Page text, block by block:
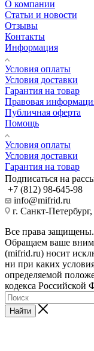
О компании
Статьи и новости
Отзывы
Контакты
Информация
Условия оплаты
Условия доставки
Гарантия на товар
Правовая
Публичная оферта
Помощь
Условия оплаты
Условия доставки
Гарантия на товар
Подписаться на
+7 (812) 98-645-98
info@mifrid.ru
г. Санкт-
Все права
Обращаем ваше
(mifrid.ru) носит
ни при каких
определяемой
кодекса Российской
Найти